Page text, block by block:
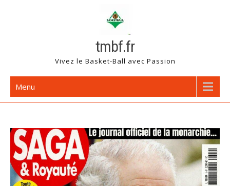
tmbf.fr
Vivez le Basket-Ball avec Passion
Menu